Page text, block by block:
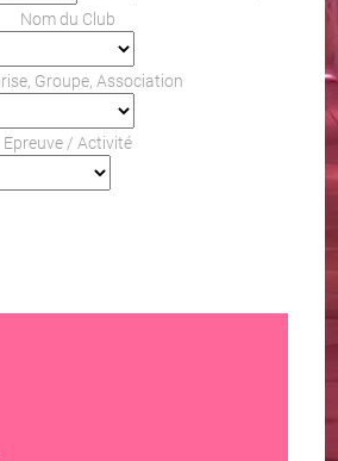
Nom du Club
Groupe, Association
Epreuve / Activité